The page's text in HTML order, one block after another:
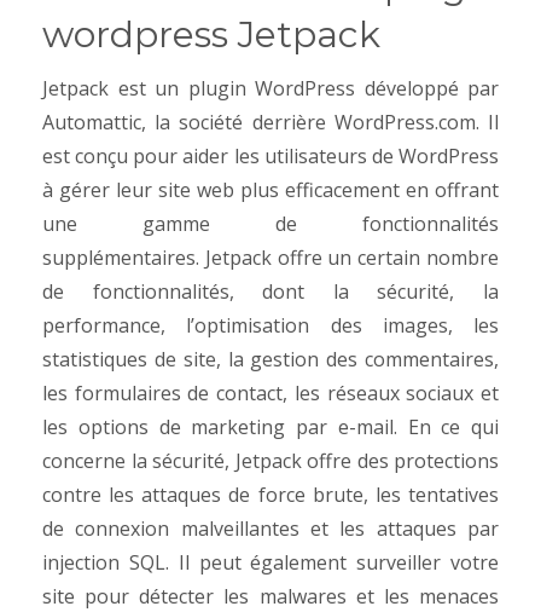
wordpress Jetpack
Jetpack est un plugin WordPress développé par
Automattic, la société derrière WordPress.com. Il
est conçu pour aider les utilisateurs de WordPress
à gérer leur site web plus efficacement en offrant
une gamme de fonctionnalités
supplémentaires. Jetpack offre un certain nombre
de fonctionnalités, dont la sécurité, la
performance, l’optimisation des images, les
statistiques de site, la gestion des commentaires,
les formulaires de contact, les réseaux sociaux et
les options de marketing par e-mail. En ce qui
concerne la sécurité, Jetpack offre des protections
contre les attaques de force brute, les tentatives
de connexion malveillantes et les attaques par
injection SQL. Il peut également surveiller votre
site pour détecter les malwares et les menaces